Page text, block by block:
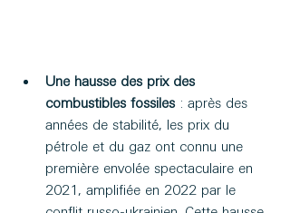
Une hausse des prix des
combustibles fossiles : après des
années de stabilité, les prix du
pétrole et du gaz ont connu une
première envolée spectaculaire en
2021, amplifiée en 2022 par le